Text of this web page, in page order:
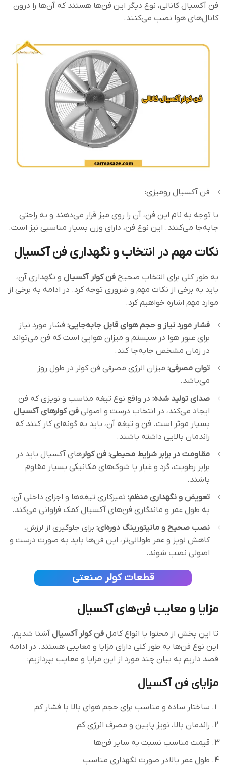
فن آکسیال کانالی، نوع دیگر این فن‌ها هستند که آن‌ها را درون
کانال‌های هوا نصب می‌کنند.
فن آکسیال رومیزی:
با توجه به نام این فن، آن را روی میز قرار می‌دهند و به راحتی
جابه‌جا می‌کنند. این نوع فن، دارای وزن بسیار مناسبی نیز است.
نکات مهم در انتخاب و نگهداری فن آکسیال
به طور کلی برای انتخاب صحیح فن کولر آکسیال و نگهداری آن،
باید به برخی از نکات مهم و ضروری توجه کرد. در ادامه به برخی از
موارد مهم اشاره خواهیم کرد.
فشار مورد نیاز و حجم هوای قابل جابه‌جایی: فشار مورد نیاز
برای عبور هوا در سیستم و میزان هوایی است که فن می‌تواند
در زمان مشخص جابه‌جا کند.
توان مصرفی: میزان انرژی مصرفی فن کولر در طول روز
می‌باشد.
صدای تولید شده: در واقع نوع تیغه مناسب و نویزی که فن
ایجاد می‌کند، در انتخاب درست و اصولی فن کولرهای آکسیال
بسیار موثر است. فن و تیغه آن، باید به گونه‌ای کار کنند که
راندمان بالایی داشته باشند.
مقاومت در برابر شرایط محیطی: فن‌ کولرهای آکسیال باید در
برابر رطوبت، گرد و غبار یا شوک‌های مکانیکی بسیار مقاوم
باشند.
تعویض و نگهداری منظم: تمیزکاری تیغه‌ها و اجزای داخلی آن،
به طول عمر و ماندگاری فن‌های آکسیال کمک فراوانی می‌کند.
نصب صحیح و مانیتورینگ دوره‌ای: برای جلوگیری از لرزش،
کاهش نویز و عمر طولانی‌تر، این فن‌ها باید به صورت درست و
اصولی نصب شوند.
قطعات کولر صنعتی
مزایا و معایب فن‌های آکسیال
تا این بخش از محتوا با انواع کامل فن کولر آکسیال آشنا شدیم.
این نوع فن‌ها به طور کلی دارای مزایا و معایبی هستند. در ادامه
قصد داریم به بیان چند مورد از این مزایا و معایب بپردازیم:
مزایای فن‌ آکسیال
ساختار ساده و مناسب برای حجم هوای بالا با فشار کم
راندمان بالا، نویز پایین و مصرف انرژی کم
قیمت مناسب نسبت به سایر فن‌ها
طول عمر بالا در صورت نگهداری مناسب